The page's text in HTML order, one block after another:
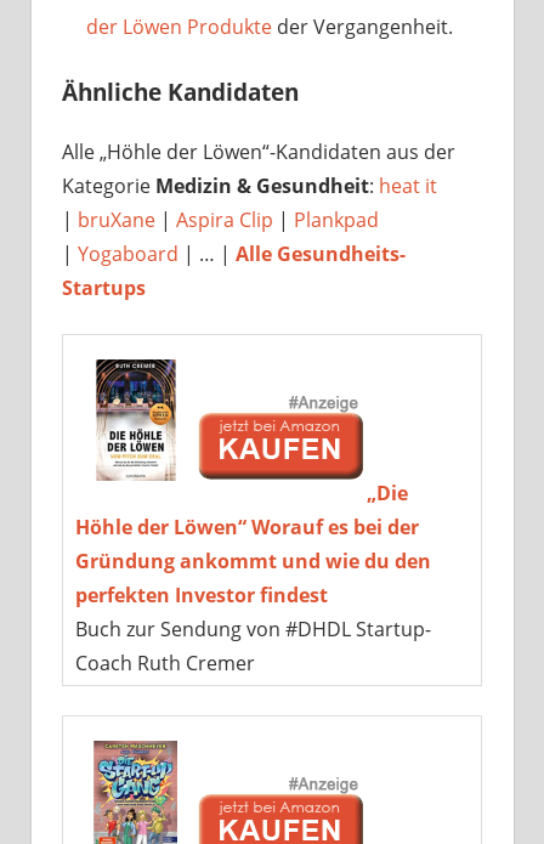
der Löwen Produkte der Vergangenheit.
Ähnliche Kandidaten
Alle „Höhle der Löwen“-Kandidaten aus der
Kategorie Medizin & Gesundheit: heat it
| bruXane | Aspira Clip | Plankpad
| Yogaboard | … | Alle Gesundheits-
Startups
„Die
Höhle der Löwen“ Worauf es bei der
Gründung ankommt und wie du den
perfekten Investor findest
Buch zur Sendung von #DHDL Startup-
Coach Ruth Cremer